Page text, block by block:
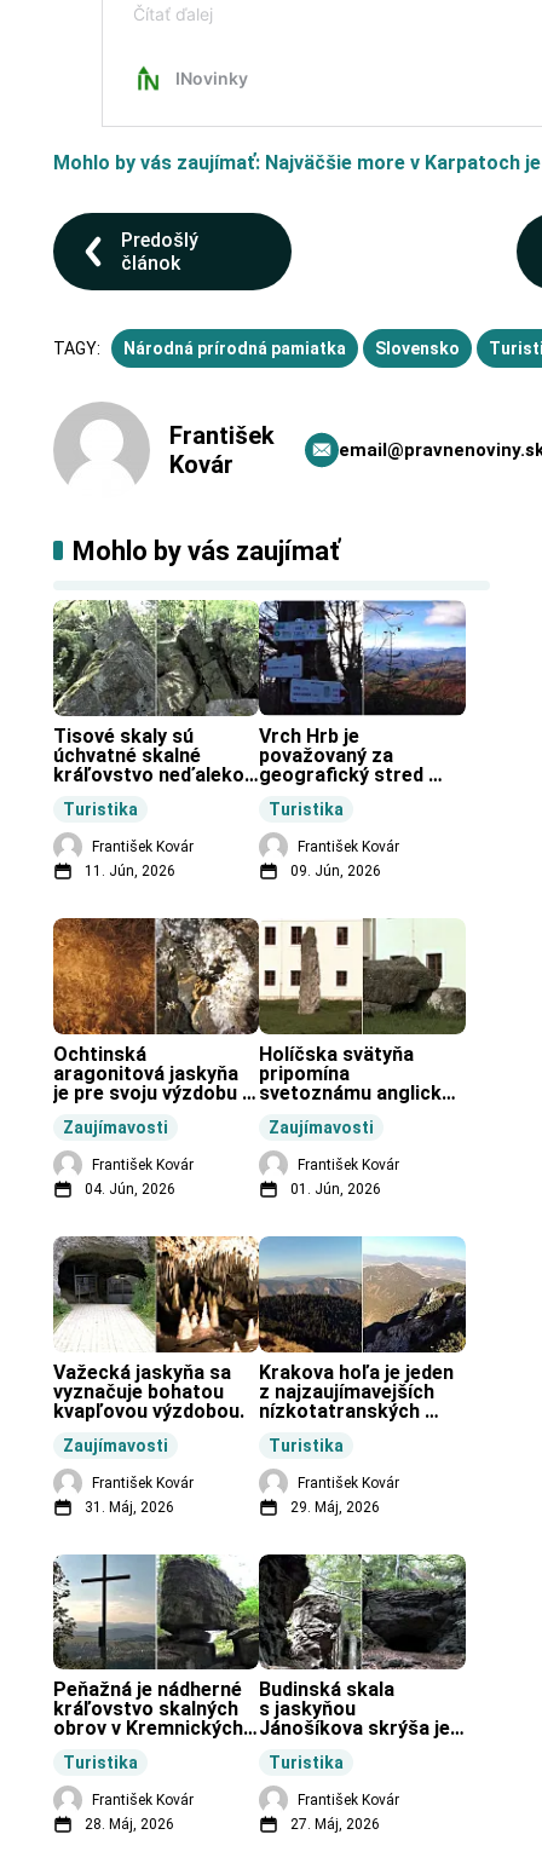
Mohlo by vás zaujímať: Najväčšie more v Karpatoch
Predošlý
článok
TAGY: Národná prírodná pamiatka Slovensko
František
Kovár
Mohlo by vás zaujímať
Turistika
Tisové skaly sú
úchvatné skalné
kráľovstvo neďaleko
František Kovár
11. Jún, 2026
Turistika
Vrch Hrb je
považovaný za
geografický stred
František Kovár
09. Jún, 2026
Zaujímavosti
Ochtinská
aragonitová jaskyňa
je pre svoju výzdobu
vo svete.
František Kovár
04. Jún, 2026
Zaujímavosti
Holíčska svätyňa
pripomína
svetoznámu anglickú
František Kovár
01. Jún, 2026
Zaujímavosti
Važecká jaskyňa sa
vyznačuje bohatou
kvapľovou výzdobou.
František Kovár
31. Máj, 2026
Turistika
Krakova hoľa je jeden
z najzaujímavejších
nízkotatranských
František Kovár
29. Máj, 2026
Turistika
Peňažná je nádherné
kráľovstvo skalných
obrov v Kremnických
František Kovár
28. Máj, 2026
Turistika
Budinská skala
s jaskyňou
Jánošíkova skrýša je
obci Budiná.
František Kovár
27. Máj, 2026